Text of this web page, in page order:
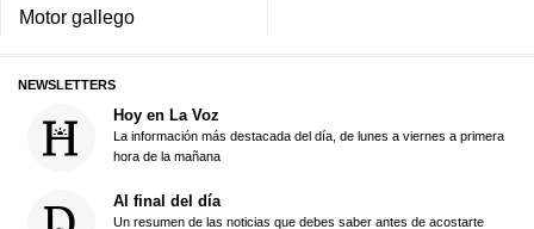
Motor gallego
NEWSLETTERS
Hoy en La Voz
La información más destacada del día, de lunes a viernes a primera
hora de la mañana
Al final del día
Un resumen de las noticias que debes saber antes de acostarte